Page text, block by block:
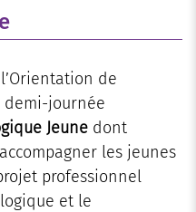
de
demi-journée
Jeune dont
les jeunes
professionnel
et le